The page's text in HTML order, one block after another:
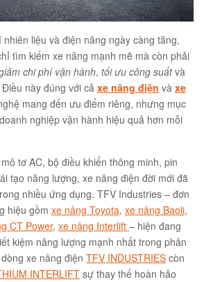
liệu và điện năng ngày càng tăng,
tìm kiếm xe nâng mạnh mẽ mà còn phải
chi phí vận hành, tối ưu công suấtvà
này đúng với cả xe nâng điện và xe
mang đến ưu điểm riêng, nhưng mục
nghiệp vận hành hiệu quả hơn mỗi
tơ AC, bộ điều khiển thông minh, pin
tạo năng lượng, xe nâng điện đời mới đã
nhiều ứng dụng. TFV Industries – đơn
hiệu gồm xe nâng Toyota, xe nâng Baoli,
CT Power, xe nâng Interlift – hiện đang
kiệm năng lượng mạnh nhất trong phân
xe nâng điện TFV INDUSTRIES còn
INTERLIFT sự thay thế hoàn hảo